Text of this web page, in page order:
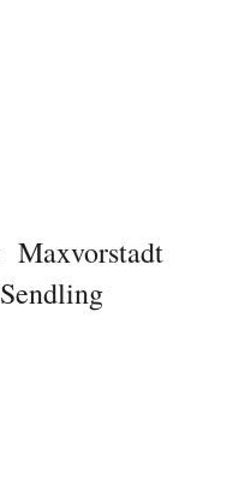
Maxvorstadt
Sendling